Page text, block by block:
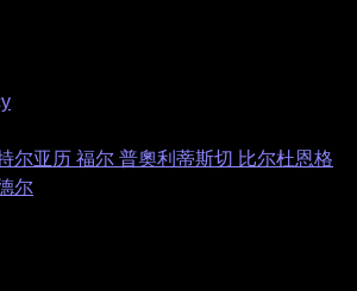
尔亚历 福尔 普奧利蒂斯切 比尔杜恩格
尔